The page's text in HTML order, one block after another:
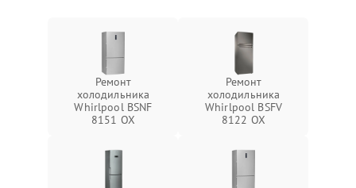
Ремонт
холодильника
Whirlpool BSNF
8151 OX
Ремонт
холодильника
Whirlpool BSFV
8122 OX